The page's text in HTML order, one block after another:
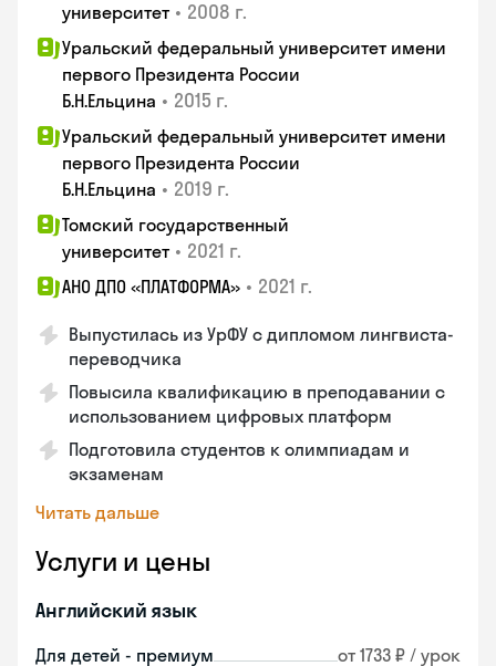
университет • 2008 г.
Уральский федеральный университет имени
первого Президента России
Б.Н.Ельцина • 2015 г.
Уральский федеральный университет имени
первого Президента России
Б.Н.Ельцина • 2019 г.
Томский государственный
университет • 2021 г.
АНО ДПО «ПЛАТФОРМА» • 2021 г.
Выпустилась из УрФУ с дипломом лингвиста-
переводчика
Повысила квалификацию в преподавании с
использованием цифровых платформ
Подготовила студентов к олимпиадам и
экзаменам
Читать дальше
Услуги и цены
Английский язык
Для детей - премиум от 1733 ₽ / урок